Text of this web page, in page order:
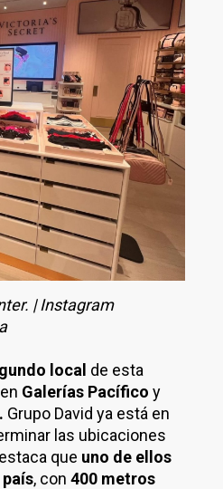
| Instagram
local de esta
Galerías Pacífico y
Grupo David ya está en
las ubicaciones
que uno de ellos
, con 400 metros